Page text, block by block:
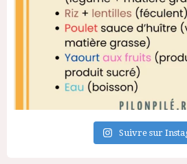
Suivre sur